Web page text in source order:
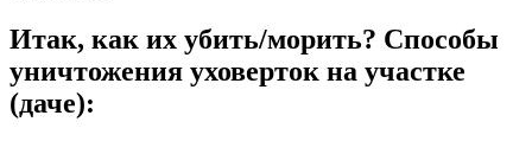
Итак, как их убить/морить? Способы
уничтожения уховерток на участке
(даче):